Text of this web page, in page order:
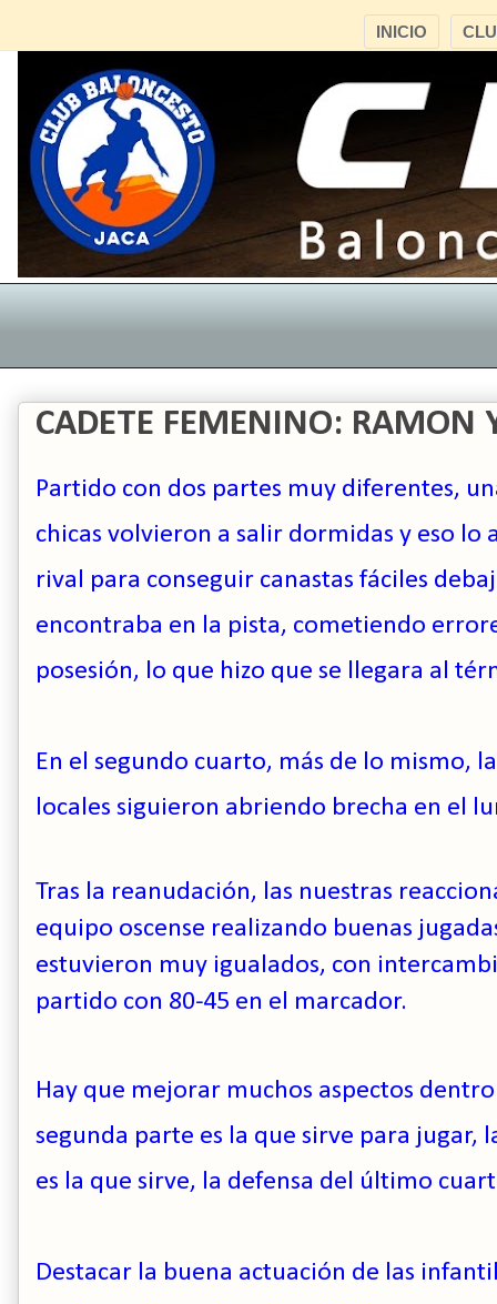
INICIO
CADETE FEMENINO: RAMON
Partido con dos partes muy diferentes,
chicas volvieron a salir dormidas y eso
rival para conseguir canastas fáciles
encontraba en la pista, cometiendo
posesión, lo que hizo que se llegara al
En el segundo cuarto, más de lo mismo,
locales siguieron abriendo brecha en el
Tras la reanudación, las nuestras
equipo oscense realizando buenas
estuvieron muy igualados, con
partido con 80-45 en el marcador.
Hay que mejorar muchos aspectos
segunda parte es la que sirve para jugar,
es la que sirve, la defensa del último
Destacar la buena actuación de las